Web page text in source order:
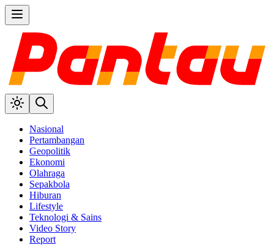
Nasional
Pertambangan
Geopolitik
Ekonomi
Olahraga
Sepakbola
Hiburan
Lifestyle
Teknologi & Sains
Video Story
Report